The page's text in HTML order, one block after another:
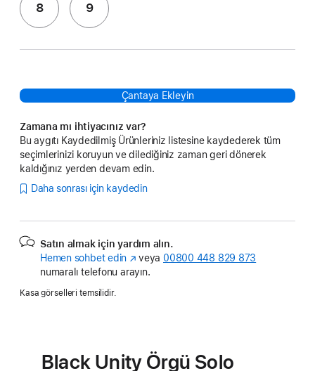
8 9
Çantaya Ekleyin
Zamana mı ihtiyacınız var?
Bu aygıtı Kaydedilmiş Ürünleriniz listesine kaydederek tüm
seçimlerinizi koruyun ve dilediğiniz zaman geri dönerek
kaldığınız yerden devam edin.
Daha sonrası için kaydedin
Satın almak için yardım alın.
Hemen sohbet edin (Yeni
pencerede
veya 00800 448 829 873
numaralı telefonu arayın.
Kasa görselleri temsilidir.
Black Unity Örgü Solo